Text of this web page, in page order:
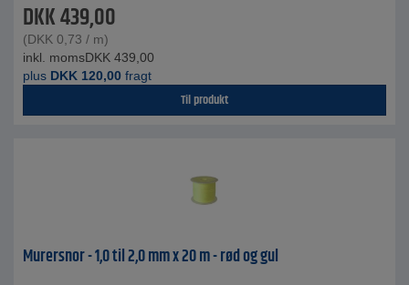
DKK439,00
(DKK 0,73 / m)
inkl. momsDKK 439,00
plus DKK 120,00 fragt
Til produkt
Murersnor - 1,0 til 2,0 mm x 20 m - rød og gul